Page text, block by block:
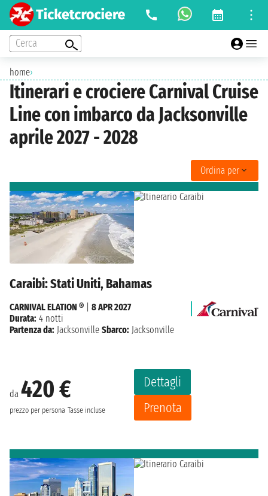
Cerca
home›
Itinerari e crociere Carnival Cruise
Line con imbarco da Jacksonville
aprile 2027 - 2028
Ordina per
Caraibi: Stati Uniti, Bahamas
da 420 €
prezzo per persona Tasse incluse
Dettagli
Prenota
CARNIVAL ELATION ®
8 APR 2027
Durata: 4 notti
Partenza da: Jacksonville Sbarco: Jacksonville